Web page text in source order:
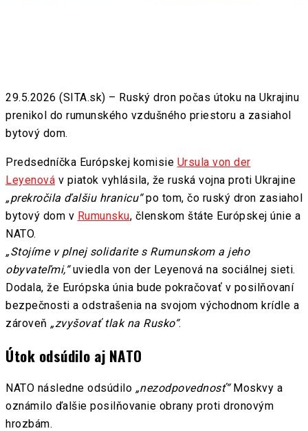
29.5.2026 (SITA.sk) – Ruský dron počas útoku na Ukrajinu
prenikol do rumunského vzdušného priestoru a zasiahol
bytový dom.
Predsedníčka Európskej komisie Ursula von der
Leyenová v piatok vyhlásila, že ruská vojna proti Ukrajine
„prekročila ďalšiu hranicu“po tom, čo ruský dron zasiahol
bytový dom v Rumunsku, členskom štáte Európskej únie a
NATO.
„Stojíme v plnej solidarite s Rumunskom a jeho
obyvateľmi,“uviedla von der Leyenová na sociálnej sieti.
Dodala, že Európska únia bude pokračovať v posilňovaní
bezpečnosti a odstrašenia na svojom východnom krídle a
zároveň „zvyšovať tlak na Rusko“.
Útok odsúdilo aj NATO
NATO následne odsúdilo „nezodpovednosť“Moskvy a
oznámilo ďalšie posilňovanie obrany proti dronovým
hrozbám.